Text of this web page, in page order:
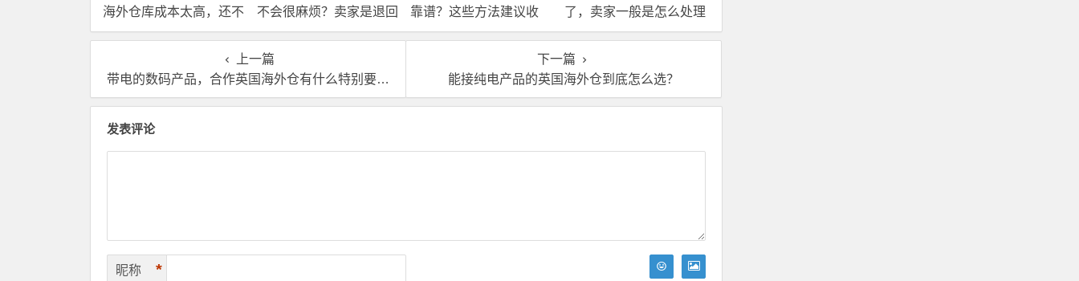
海外仓库成本太高，还不
如直接找第三方自营海外
不会很麻烦？卖家是退回
国内还是在海外直接处
理？
靠谱？这些方法建议收
藏！
了，卖家一般是怎么处理
的？
上一篇
带电的数码产品，合作英国海外仓有什么特别要注意的吗？
下一篇
能接纯电产品的英国海外仓到底怎么选？
发表评论
昵称 *